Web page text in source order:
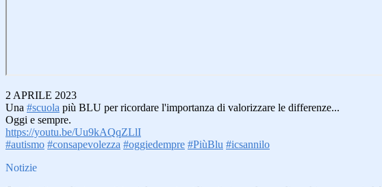
2 APRILE 2023
Una #scuola più BLU per ricordare l'importanza di valorizzare le differenze...
Oggi e sempre.
https://youtu.be/Uu9kAQqZLlI
#autismo #consapevolezza #oggiedempre #PiùBlu #icsannilo
Notizie